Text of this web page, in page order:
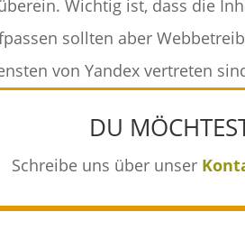
Wichtig ist, dass die
sollten aber
von Yandex vertreten
DU
Schreibe uns über unser